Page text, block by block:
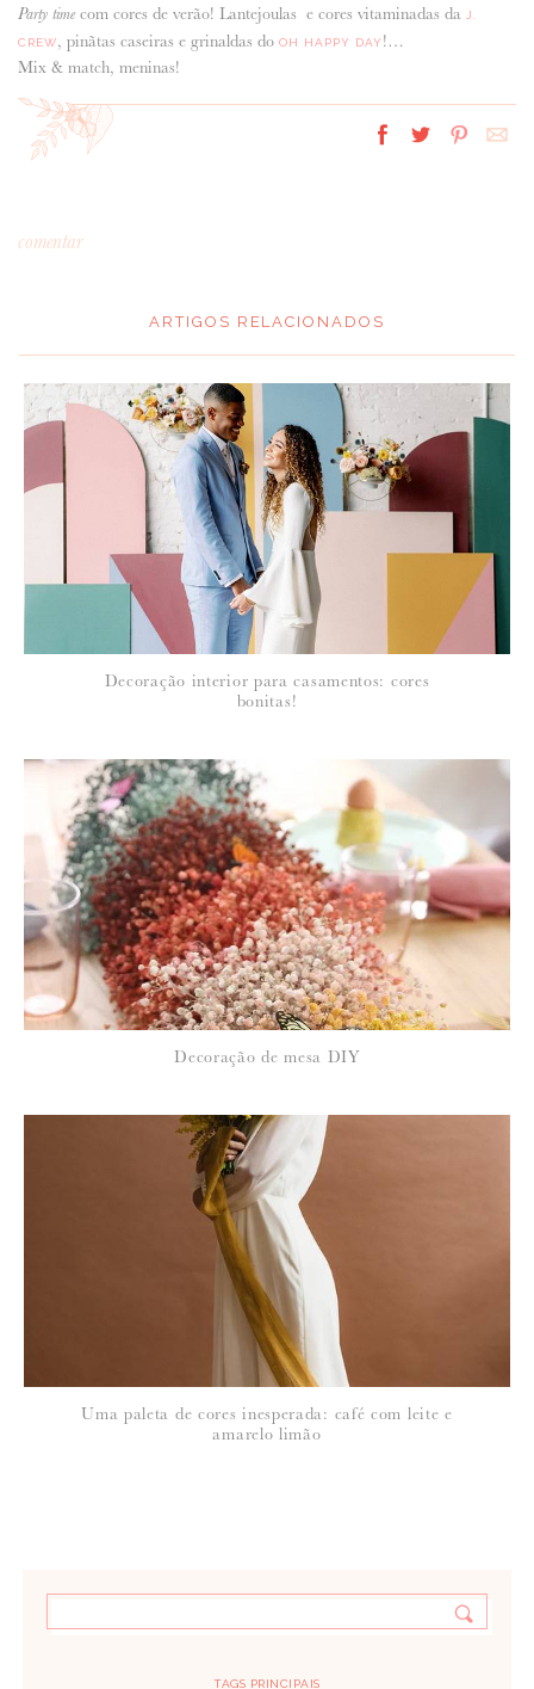
Party time com cores de verão! Lantejoulas e cores vitaminadas da J.
CREW, pinãtas caseiras e grinaldas do OH HAPPY DAY!…
Mix & match, meninas!
comentar
NOME
Para saber como tratamos e protegemos os seus dados, leia a nossa
política de privacidade
ARTIGOS RELACIONADOS
Decoração interior para casamentos: cores
bonitas!
Decoração de mesa DIY
Uma paleta de cores inesperada: café com leite e
amarelo limão
TAGS PRINCIPAIS